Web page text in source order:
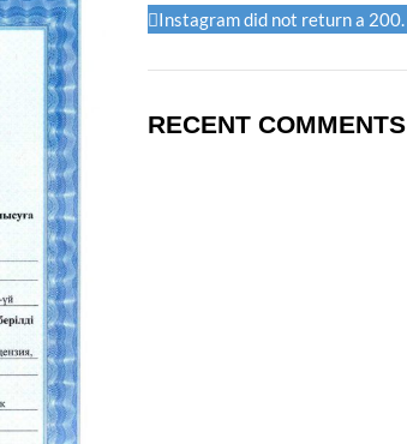
Instagram did not return a 200.
RECENT COMMENTS